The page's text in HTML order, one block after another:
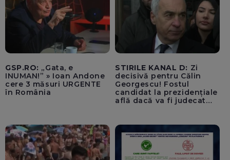
tehnic, structurat în opt
activită
GSP.RO: „Gata, e
INUMAN!” » Ioan Andone
cere 3 măsuri URGENTE
în România
STIRILE KANAL D: Zi
decisivă pentru Călin
Georgescu! Fostul
candidat la prezidențiale
află dacă va fi judecat